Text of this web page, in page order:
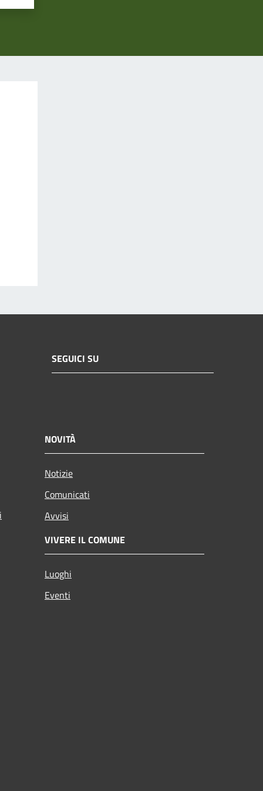
SEGUICI SU
NOVITÀ
Notizie
Comunicati
Avvisi
VIVERE IL COMUNE
Luoghi
Eventi